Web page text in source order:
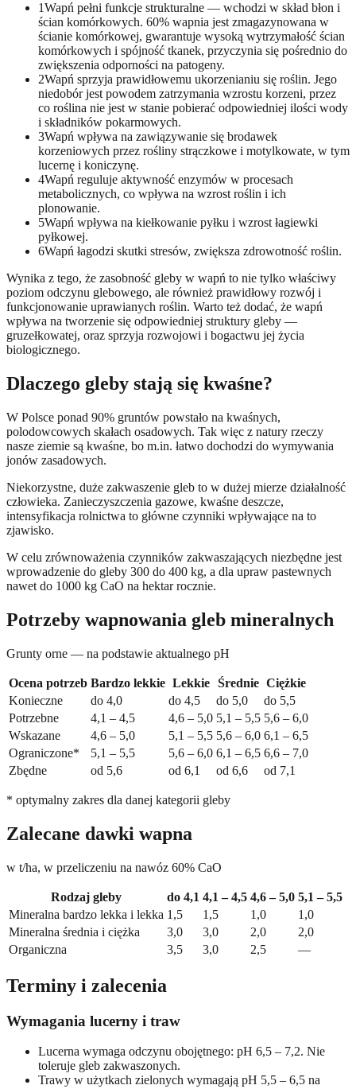
1Wapń pełni funkcje strukturalne — wchodzi w skład błon i
ścian komórkowych. 60% wapnia jest zmagazynowana w
ścianie komórkowej, gwarantuje wysoką wytrzymałość ścian
komórkowych i spójność tkanek, przyczynia się pośrednio do
zwiększenia odporności na patogeny.
2Wapń sprzyja prawidłowemu ukorzenianiu się roślin. Jego
niedobór jest powodem zatrzymania wzrostu korzeni, przez
co roślina nie jest w stanie pobierać odpowiedniej ilości wody
i składników pokarmowych.
3Wapń wpływa na zawiązywanie się brodawek
korzeniowych przez rośliny strączkowe i motylkowate, w tym
lucernę i koniczynę.
4Wapń reguluje aktywność enzymów w procesach
metabolicznych, co wpływa na wzrost roślin i ich
plonowanie.
5Wapń wpływa na kiełkowanie pyłku i wzrost łagiewki
pyłkowej.
6Wapń łagodzi skutki stresów, zwiększa zdrowotność roślin.
Wynika z tego, że zasobność gleby w wapń to nie tylko właściwy
poziom odczynu glebowego, ale również prawidłowy rozwój i
funkcjonowanie uprawianych roślin. Warto też dodać, że wapń
wpływa na tworzenie się odpowiedniej struktury gleby —
gruzełkowatej, oraz sprzyja rozwojowi i bogactwu jej życia
biologicznego.
Dlaczego gleby stają się kwaśne?
W Polsce ponad 90% gruntów powstało na kwaśnych,
polodowcowych skałach osadowych. Tak więc z natury rzeczy
nasze ziemie są kwaśne, bo m.in. łatwo dochodzi do wymywania
jonów zasadowych.
Niekorzystne, duże zakwaszenie gleb to w dużej mierze działalność
człowieka. Zanieczyszczenia gazowe, kwaśne deszcze,
intensyfikacja rolnictwa to główne czynniki wpływające na to
zjawisko.
W celu zrównoważenia czynników zakwaszających niezbędne jest
wprowadzenie do gleby 300 do 400 kg, a dla upraw pastewnych
nawet do 1000 kg CaO na hektar rocznie.
Potrzeby wapnowania gleb mineralnych
Grunty orne — na podstawie aktualnego pH
Ocena potrzeb Bardzo lekkie Lekkie Średnie Ciężkie
Konieczne
do 4,0 do 4,5 do 5,0
do 5,5
Potrzebne
4,1 – 4,5 4,6 – 5,0 5,1 – 5,5 5,6 – 6,0
Wskazane
4,6 – 5,0 5,1 – 5,5 5,6 – 6,0 6,1 – 6,5
Ograniczone*
5,1 – 5,5 5,6 – 6,0 6,1 – 6,5 6,6 – 7,0
Zbędne
od 5,6 od 6,1 od 6,6 od 7,1
* optymalny zakres dla danej kategorii gleby
Zalecane dawki wapna
w t/ha, w przeliczeniu na nawóz 60% CaO
Rodzaj gleby do 4,1 4,1 – 4,5 4,6 – 5,0 5,1 – 5,5
Mineralna bardzo lekka i lekka 1,5 1,5 1,0
1,0
Mineralna średnia i ciężka
3,0 3,0 2,0
2,0
Organiczna
3,5 3,0 2,5 —
Terminy i zalecenia
Wymagania lucerny i traw
Lucerna wymaga odczynu obojętnego: pH 6,5 – 7,2. Nie
toleruje gleb zakwaszonych.
Trawy w użytkach zielonych wymagają pH 5,5 – 6,5 na